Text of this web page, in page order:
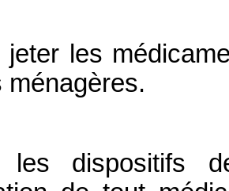
jeter les
ménagères.
les dispositifs